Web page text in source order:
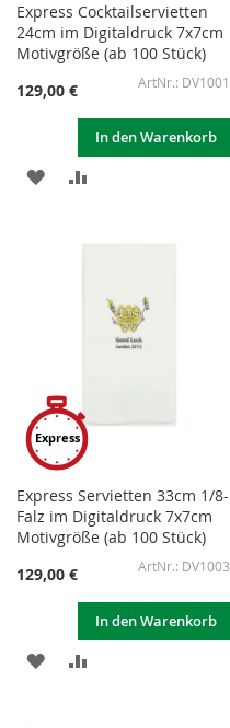
Express Cocktailservietten
24cm im Digitaldruck 7x7cm
Motivgröße (ab 100 Stück)
129,00 €
DV1001
In den Warenkorb
ZUR
Express
Express Servietten 33cm 1/8-
Falz im Digitaldruck 7x7cm
Motivgröße (ab 100 Stück)
129,00 €
DV1003
In den Warenkorb
ZUR